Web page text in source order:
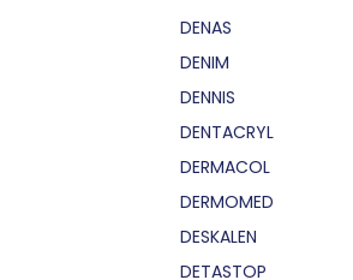
DENAS
DENIM
DENNIS
DENTACRYL
DERMACOL
DERMOMED
DESKALEN
DETASTOP